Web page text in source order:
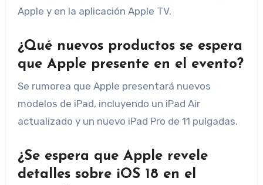
Apple y en la aplicación Apple TV.
¿Qué nuevos productos se espera
que Apple presente en el evento?
Se rumorea que Apple presentará nuevos
modelos de iPad, incluyendo un iPad Air
actualizado y un nuevo iPad Pro de 11 pulgadas.
¿Se espera que Apple revele
detalles sobre iOS 18 en el